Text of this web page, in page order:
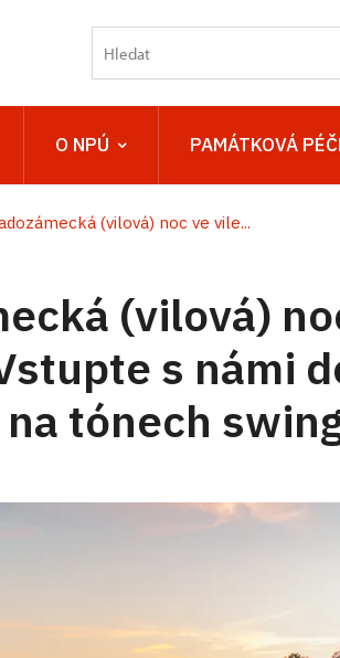
O NPÚ PAMÁTKOVÁ
(vilová) noc ve vile...
(vilová)
s námi
tónech